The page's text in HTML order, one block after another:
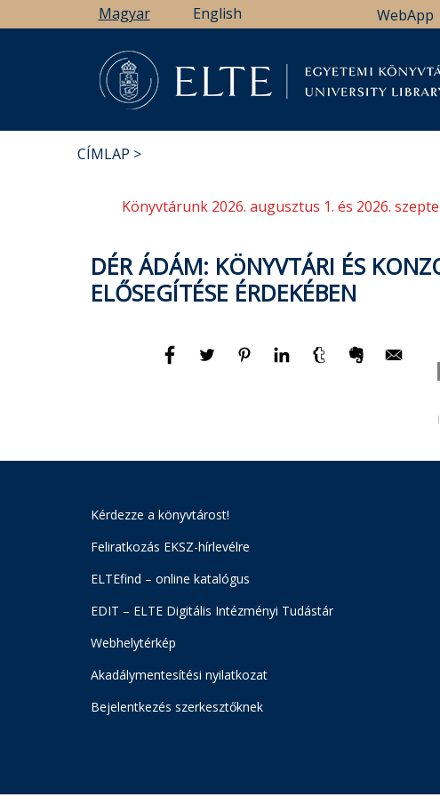
a
Magyar English WebApp
CÍMLAP
Könyvtárunk 2026. augusztus 1. és 2026.
DÉR ÁDÁM: KÖNYVTÁRI ÉS
ELŐSEGÍTÉSE ÉRDEKÉBEN
Kérdezze a könyvtárost!
Feliratkozás EKSZ-hírlevélre
ELTEfind – online katalógus
EDIT – ELTE Digitális Intézményi Tudástár
Webhelytérkép
Akadálymentesítési nyilatkozat
Bejelentkezés szerkesztőknek